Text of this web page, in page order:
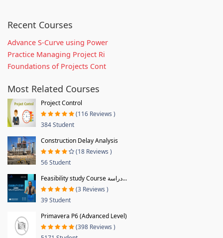
Recent Courses
Advance S-Curve using Power
Practice Managing Project Ri
Foundations of Projects Cont
Most Related Courses
Project Control
(116 Reviews )
384 Student
Construction Delay Analysis
(18 Reviews )
56 Student
Feasibility study Course دراسة...
(3 Reviews )
39 Student
Primavera P6 (Advanced Level)
(398 Reviews )